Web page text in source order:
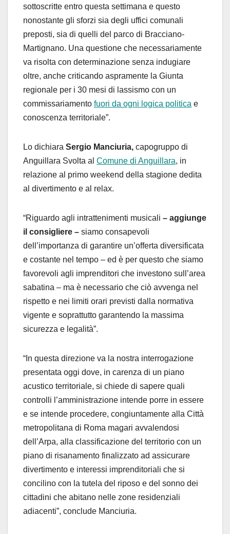
sottoscritte entro questa settimana e questo
nonostante gli sforzi sia degli uffici comunali
preposti, sia di quelli del parco di Bracciano-
Martignano. Una questione che necessariamente
va risolta con determinazione senza indugiare
oltre, anche criticando aspramente la Giunta
regionale per i 30 mesi di lassismo con un
commissariamento fuori da ogni logica politica e
conoscenza territoriale”.
Lo dichiara Sergio Manciuria, capogruppo di
Anguillara Svolta al Comune di Anguillara, in
relazione al primo weekend della stagione dedita
al divertimento e al relax.
“Riguardo agli intrattenimenti musicali – aggiunge
il consigliere – siamo consapevoli
dell’importanza di garantire un’offerta diversificata
e costante nel tempo – ed è per questo che siamo
favorevoli agli imprenditori che investono sull’area
sabatina – ma è necessario che ciò avvenga nel
rispetto e nei limiti orari previsti dalla normativa
vigente e soprattutto garantendo la massima
sicurezza e legalità”.
“In questa direzione va la nostra interrogazione
presentata oggi dove, in carenza di un piano
acustico territoriale, si chiede di sapere quali
controlli l’amministrazione intende porre in essere
e se intende procedere, congiuntamente alla Città
metropolitana di Roma magari avvalendosi
dell’Arpa, alla classificazione del territorio con un
piano di risanamento finalizzato ad assicurare
divertimento e interessi imprenditoriali che si
concilino con la tutela del riposo e del sonno dei
cittadini che abitano nelle zone residenziali
adiacenti”, conclude Manciuria.